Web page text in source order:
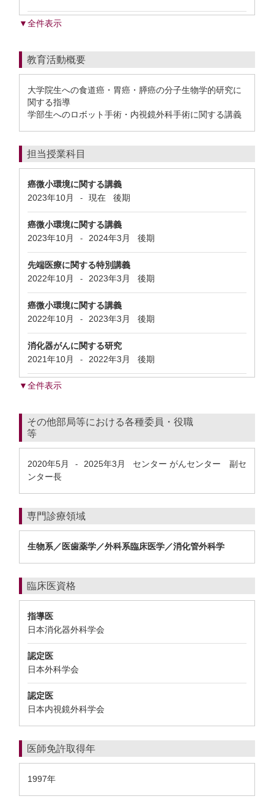
▼全件表示
教育活動概要
大学院生への食道癌・胃癌・膵癌の分子生物学的研究に
関する指導
学部生へのロボット手術・内視鏡外科手術に関する講義
担当授業科目
癌微小環境に関する講義
2023年10月
- 現在 後期
癌微小環境に関する講義
2023年10月
- 2024年3月 後期
先端医療に関する特別講義
2022年10月
- 2023年3月 後期
癌微小環境に関する講義
2022年10月
- 2023年3月 後期
消化器がんに関する研究
2021年10月
- 2022年3月 後期
▼全件表示
その他部局等における各種委員・役職
等
2020年5月 - 2025年3月
センター がんセンター 副セ
ンター長
専門診療領域
生物系／医歯薬学／外科系臨床医学／消化管外科学
臨床医資格
指導医
日本消化器外科学会
認定医
日本外科学会
認定医
日本内視鏡外科学会
医師免許取得年
1997年